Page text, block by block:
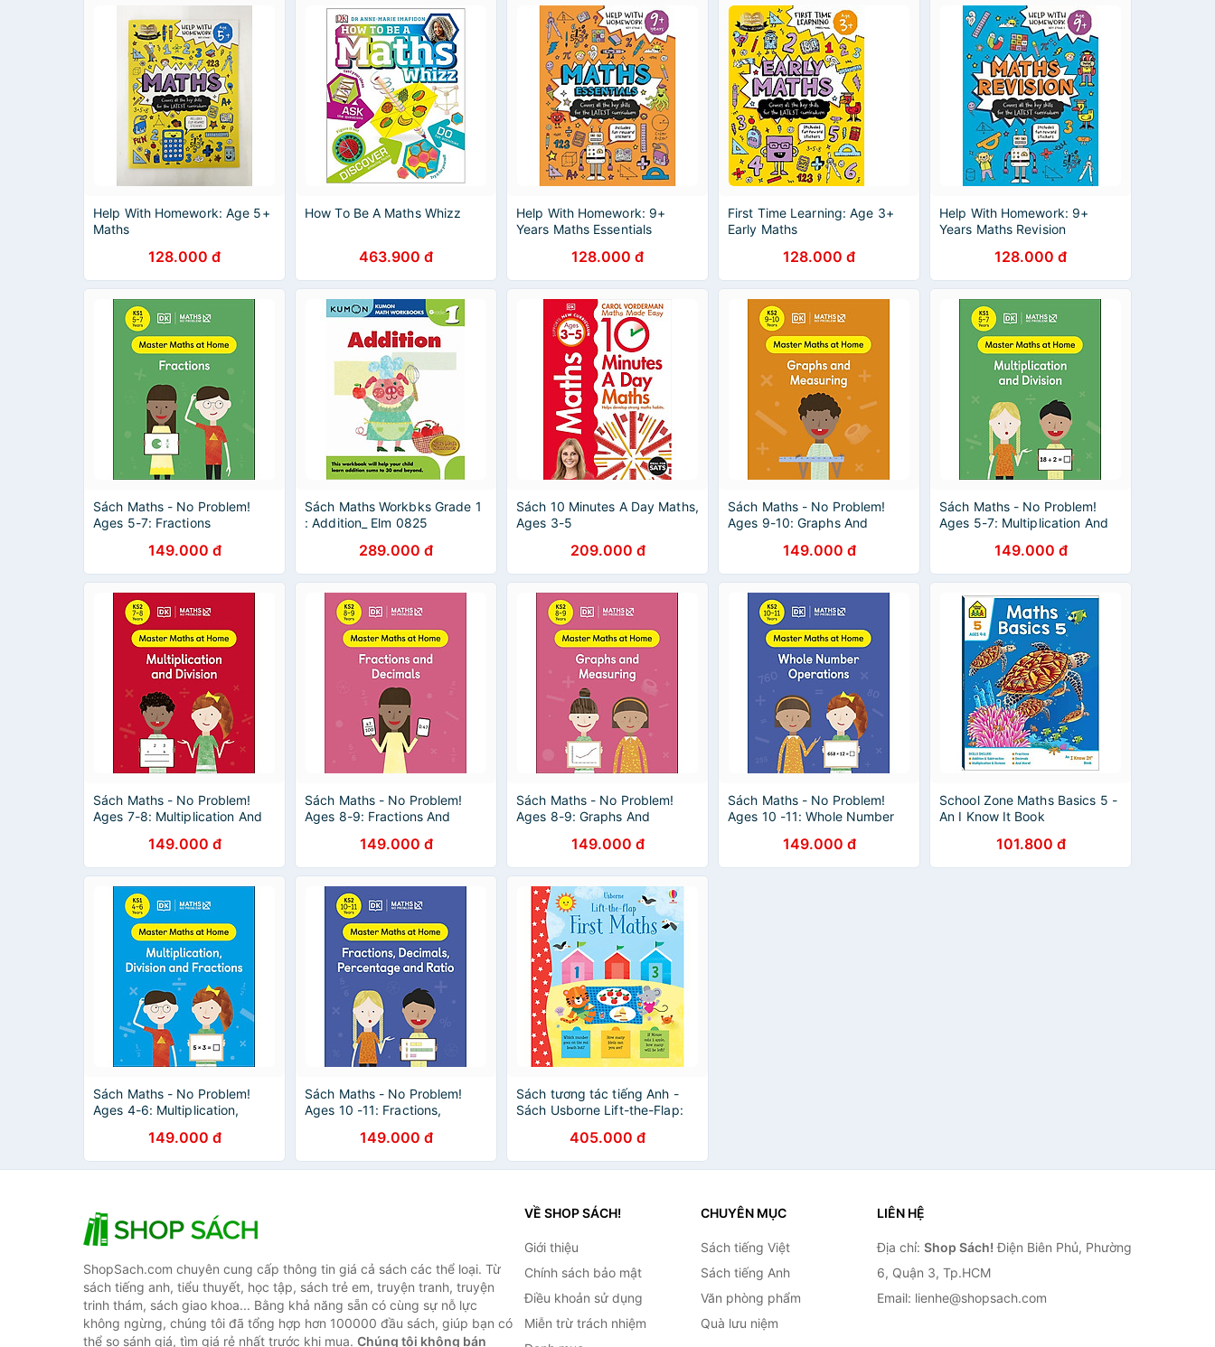
Help With Homework: Age 5+
Maths
128.000 đ
How To Be A Maths Whizz
463.900 đ
Help With Homework: 9+
Years Maths Essentials
128.000 đ
First Time Learning: Age 3+
Early Maths
128.000 đ
Help With Homework: 9+
Years Maths Revision
128.000 đ
Sách Maths - No Problem!
Ages 5-7: Fractions
149.000 đ
Sách Maths Workbks Grade 1
: Addition_ Elm 0825
289.000 đ
Sách 10 Minutes A Day Maths,
Ages 3-5
209.000 đ
Sách Maths - No Problem!
Ages 9-10: Graphs And
149.000 đ
Sách Maths - No Problem!
Ages 5-7: Multiplication And
149.000 đ
Sách Maths - No Problem!
Ages 7-8: Multiplication And
149.000 đ
Sách Maths - No Problem!
Ages 8-9: Fractions And
149.000 đ
Sách Maths - No Problem!
Ages 8-9: Graphs And
149.000 đ
Sách Maths - No Problem!
Ages 10 -11: Whole Number
149.000 đ
School Zone Maths Basics 5 -
An I Know It Book
101.800 đ
Sách Maths - No Problem!
Ages 4-6: Multiplication,
149.000 đ
Sách Maths - No Problem!
Ages 10 -11: Fractions,
149.000 đ
Sách tương tác tiếng Anh -
Sách Usborne Lift-the-Flap:
405.000 đ
ShopSach.com chuyên cung cấp thông tin giá cả sách các thể loại. Từ
sách tiếng anh, tiểu thuyết, học tập, sách trẻ em, truyện tranh, truyện
trinh thám, sách giao khoa... Bằng khả năng sẵn có cùng sự nỗ lực
không ngừng, chúng tôi đã tổng hợp hơn 100000 đầu sách, giúp bạn có
thể so sánh giá, tìm giá rẻ nhất trước khi mua. Chúng tôi không bán
VỀ SHOP SÁCH!
Giới thiệu
Chính sách bảo mật
Điều khoản sử dụng
Miễn trừ trách nhiệm
CHUYÊN MỤC
Sách tiếng Việt
Sách tiếng Anh
Văn phòng phẩm
Quà lưu niệm
LIÊN HỆ
Địa chỉ: Shop Sách! Điện Biên Phủ, Phường
6, Quận 3, Tp.HCM
Email: lienhe@shopsach.com